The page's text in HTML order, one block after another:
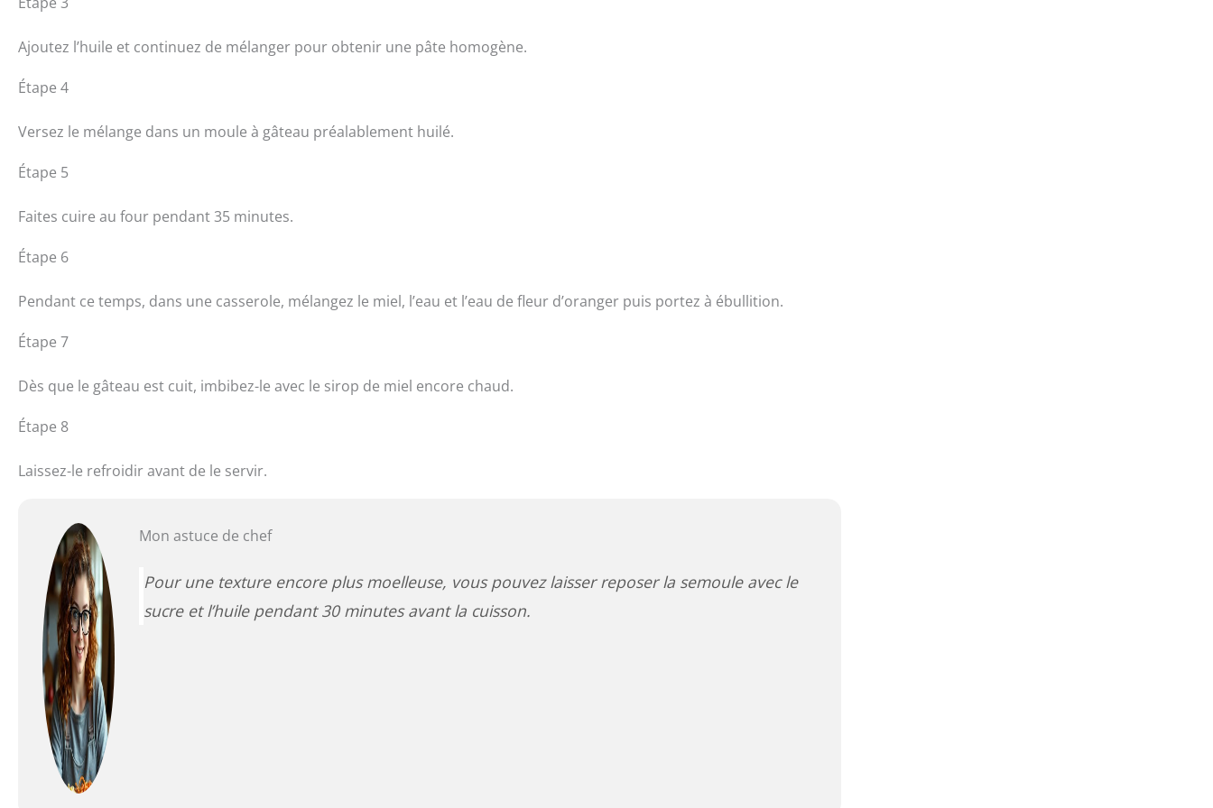
Ajoutez l’huile et continuez de mélanger pour obtenir une pâte homogène.
Étape 4
Versez le mélange dans un moule à gâteau préalablement huilé.
Étape 5
Faites cuire au four pendant 35 minutes.
Étape 6
Pendant ce temps, dans une casserole, mélangez le miel, l’eau et l’eau de fleur d’oranger puis portez à ébullition.
Étape 7
Dès que le gâteau est cuit, imbibez-le avec le sirop de miel encore chaud.
Étape 8
Laissez-le refroidir avant de le servir.
Mon astuce de chef
Pour une texture encore plus moelleuse, vous pouvez laisser reposer la semoule avec le
sucre et l’huile pendant 30 minutes avant la cuisson.